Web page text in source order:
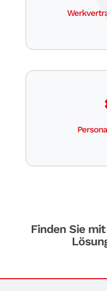
Finden Sie